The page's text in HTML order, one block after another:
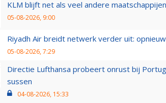
KLM blijft net als veel andere
05-08-2026, 9:00
Riyadh Air breidt netwerk verder uit:
05-08-2026, 7:29
Directie Lufthansa probeert onrust bij
sussen
04-08-2026, 15:33